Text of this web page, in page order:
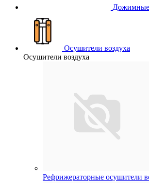
Дожимные
Осушители воздуха
Осушители воздуха
Рефрижераторные осушители